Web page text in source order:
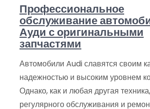
Профессиональное
обслуживание
Ауди с оригинальными
запчастями
Автомобили Audi славятся своим
надежностью и высоким уровнем
Однако, как и любая другая
регулярного обслуживания и